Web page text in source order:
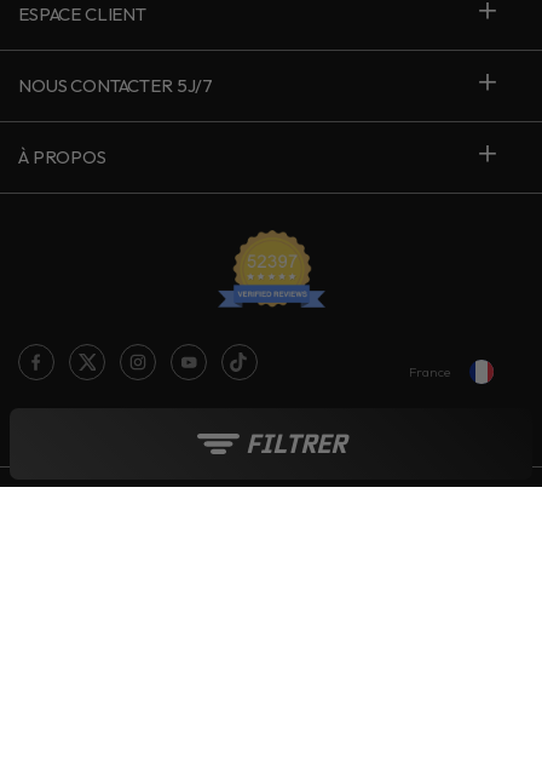
FILTRER
ESPACE CLIENT
NOUS CONTACTER 5J/7
À PROPOS
France